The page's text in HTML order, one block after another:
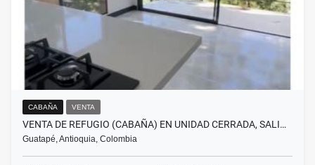
CABAÑA VENTA
VENTA DE REFUGIO (CABAÑA) EN UNIDAD CERRADA, SALI…
Guatapé, Antioquia, Colombia